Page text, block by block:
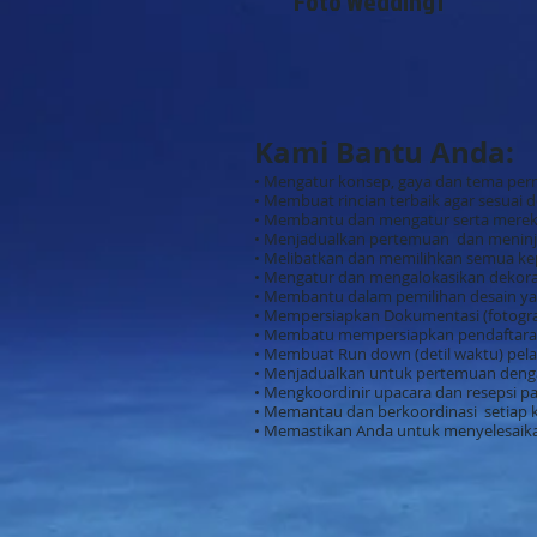
Kami Bantu Anda:
• Mengatur konsep, gaya dan tema
• Membuat rincian terbaik agar sesuai
• Membantu dan mengatur serta
• Menjadualkan pertemuan dan
• Melibatkan dan memilihkan semua
• Mengatur dan mengalokasikan
• Membantu dalam pemilihan desain
• Mempersiapkan Dokumentasi
• Membatu mempersiapkan
• Membuat Run down (detil waktu)
• Menjadualkan untuk pertemuan
• Mengkoordinir upacara dan resepsi
• Memantau dan berkoordinasi setiap
• Memastikan Anda untuk